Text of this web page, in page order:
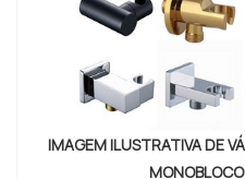
IMAGEM ILUSTRATIVA DE
MONOBLOCO